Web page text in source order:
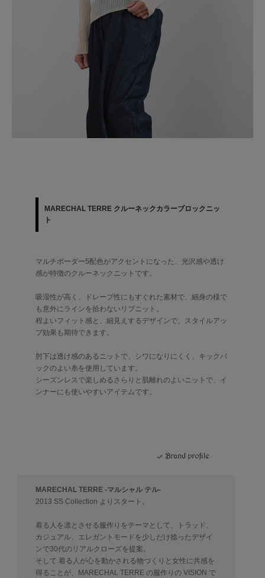
MARECHAL TERRE クルーネックカラーブロックニッ
ト
マルチボーダー5配色がアクセントになった、光沢感や透け
感が特徴のクルーネックニットです。
吸湿性が高く、ドレープ性にもすぐれた素材で、細身の様で
も意外にラインを拾わないリブニット。
程よいフィット感と、細見えするデザインで、スタイルアッ
プ効果も期待できます。
肘下は透け感のあるニットで、シワになりにくく、キックバ
ックのよい糸を使用しています。
シーズンレスで楽しめるさらりと肌離れのよいニットで、イ
ンナーにも使いやすいアイテムです。
MARECHAL TERRE -マルシャル テル-
2013 SS Collection よりスタート。
着る人を凛とさせる服作りをテーマとして、トラッド、
カジュアル、エレガントモードを少しだけ捻ったデザイ
ンで30代のリアルクローズを提案。
そして 着る人が心を動かされる物づくりと女性に共感を
得ることが、MARECHAL TERRE の服作りの VISION で